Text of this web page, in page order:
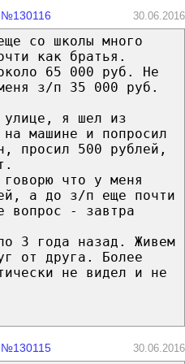
№130116 30.06.2016
со школы много
как братья.
65 000 руб. Не
з/п 35 000 руб.
улице, я шел из
машине и попросил
просил 500 рублей,
что у меня
а до з/п еще почти
вопрос - завтра
3 года назад. Живем
от друга. Более
не видел и не
№130115 30.06.2016